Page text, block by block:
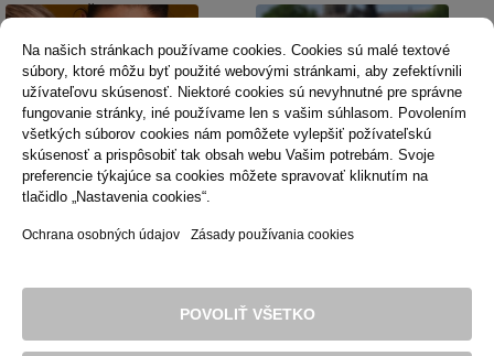
Na našich stránkach používame cookies. Cookies sú malé textové
súbory, ktoré môžu byť použité webovými stránkami, aby zefektívnili
užívateľovu skúsenosť. Niektoré cookies sú nevyhnutné pre správne
fungovanie stránky, iné používame len s vašim súhlasom. Povolením
všetkých súborov cookies nám pomôžete vylepšiť požívateľskú
skúsenosť a prispôsobiť tak obsah webu Vašim potrebám. Svoje
preferencie týkajúce sa cookies môžete spravovať kliknutím na
tlačidlo „Nastavenia cookies“.
Ochrana osobných údajov Zásady používania cookies
POVOLIŤ VŠETKO
Košiciach
Dopravná psychológia Mestská karta
Zásady používania cookies
© 2016 Dopravný podnik mesta Košice, akciová spoločnosť. Všetky